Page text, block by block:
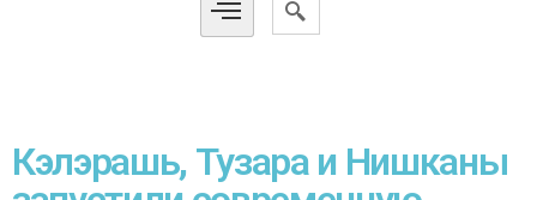
Кэлэрашь, Тузара и Нишканы